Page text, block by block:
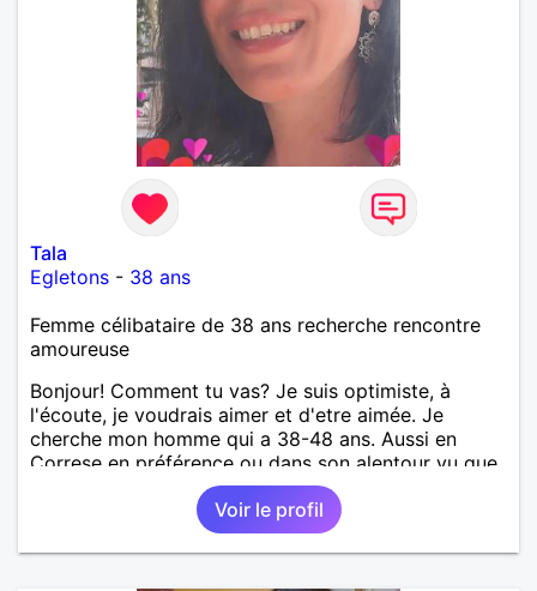
Tala
Egletons - 38 ans
Femme célibataire de 38 ans recherche rencontre
amoureuse
Bonjour! Comment tu vas? Je suis optimiste, à
l'écoute, je voudrais aimer et d'etre aimée. Je
cherche mon homme qui a 38-48 ans. Aussi en
Correse en préférence ou dans son alentour vu que
je travaille en CDI et je ne peux pas souvent
voyager loin. Merci. Bon chance à tout le monde.
Voir le profil